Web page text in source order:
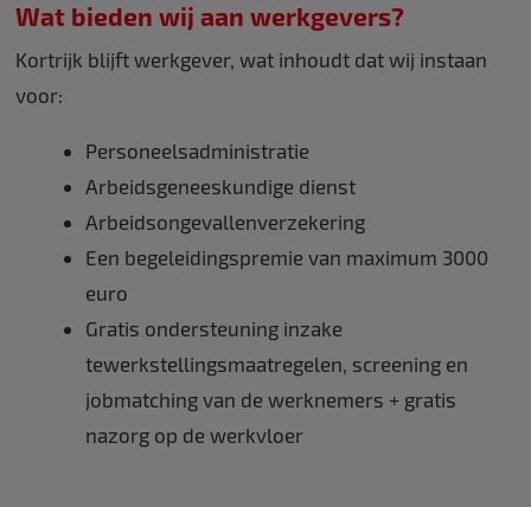
Wat bieden wij aan werkgevers?
Kortrijk blijft werkgever, wat inhoudt dat wij instaan
voor:
Personeelsadministratie
Arbeidsgeneeskundige dienst
Arbeidsongevallenverzekering
Een begeleidingspremie van maximum 3000
euro
Gratis ondersteuning inzake
tewerkstellingsmaatregelen, screening en
jobmatching van de werknemers + gratis
nazorg op de werkvloer